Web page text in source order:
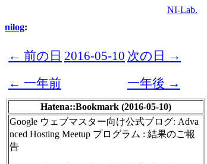
NI-Lab.
nilog:
← 前の日 2016-05-10 次の日 →
← 一年前
一年後 →
Hatena::Bookmark (2016-05-10)
Google ウェブマスター向け公式ブログ: Adva
nced Hosting Meetup プログラム : 結果のご報
告